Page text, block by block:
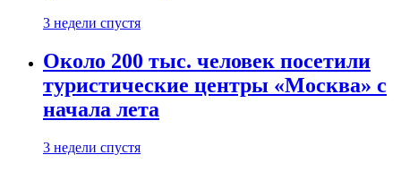
3 недели спустя
Около 200 тыс. человек посетили
туристические центры «Москва» с
начала лета
3 недели спустя